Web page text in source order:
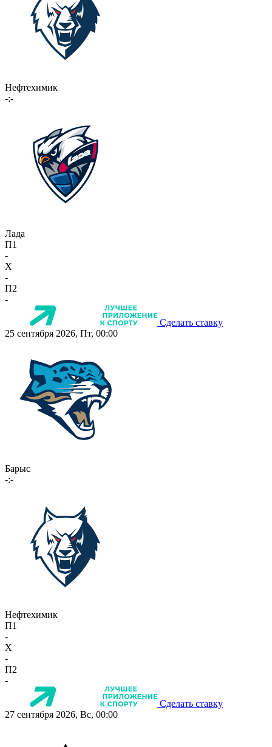
Нефтехимик
-:-
Лада
П1
-
X
-
П2
-
Сделать ставку
25 сентября 2026, Пт, 00:00
Барыс
-:-
Нефтехимик
П1
-
X
-
П2
-
Сделать ставку
27 сентября 2026, Вс, 00:00